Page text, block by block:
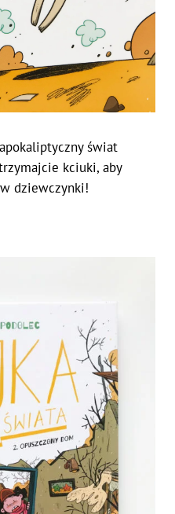
świat
kciuki, aby
dziewczynki!